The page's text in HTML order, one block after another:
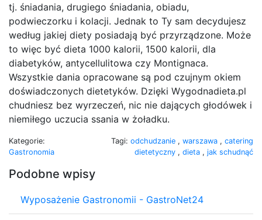
tj. śniadania, drugiego śniadania, obiadu,
podwieczorku i kolacji. Jednak to Ty sam decydujesz
według jakiej diety posiadają być przyrządzone. Może
to więc być dieta 1000 kalorii, 1500 kalorii, dla
diabetyków, antycellulitowa czy Montignaca.
Wszystkie dania opracowane są pod czujnym okiem
doświadczonych dietetyków. Dzięki Wygodnadieta.pl
chudniesz bez wyrzeczeń, nic nie dających głodówek i
niemiłego uczucia ssania w żoładku.
Kategorie:
Gastronomia
Tagi: odchudzanie , warszawa , catering
dietetyczny , dieta , jak schudnąć
Podobne wpisy
Wyposażenie Gastronomii - GastroNet24